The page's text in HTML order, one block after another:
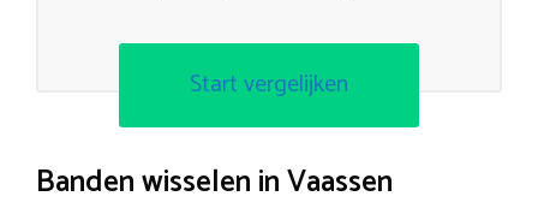
Start vergelijken
Banden wisselen in Vaassen